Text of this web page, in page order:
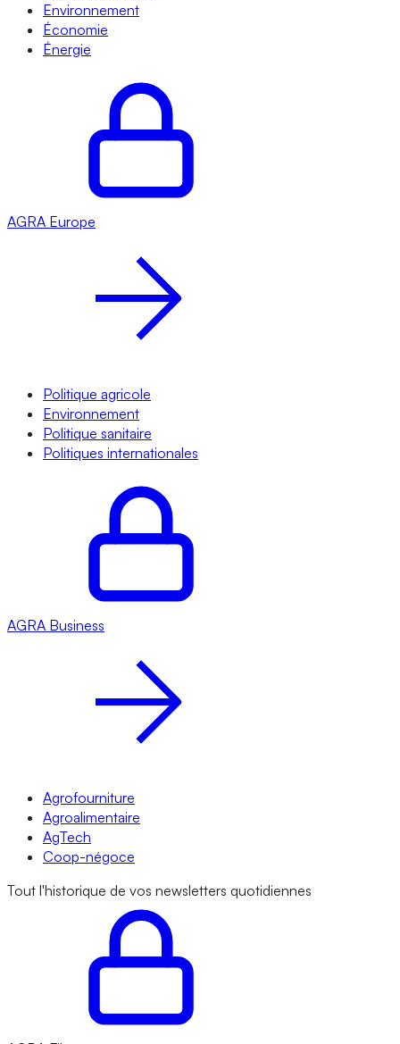
Environnement
Économie
Énergie
AGRA Europe
Politique agricole
Environnement
Politique sanitaire
Politiques internationales
AGRA Business
Agrofourniture
Agroalimentaire
AgTech
Coop-négoce
Tout l'historique de vos newsletters quotidiennes